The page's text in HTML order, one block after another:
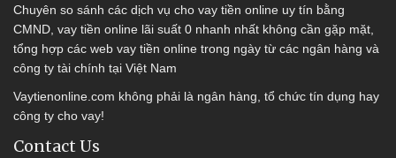
Chuyên so sánh các dịch vụ cho vay tiền online uy tín bằng
CMND, vay tiền online lãi suất 0 nhanh nhất không cần gặp mặt,
tổng hợp các web vay tiền online trong ngày từ các ngân hàng và
công ty tài chính tại Việt Nam
Vaytienonline.com không phải là ngân hàng, tổ chức tín dụng hay
công ty cho vay!
Contact Us